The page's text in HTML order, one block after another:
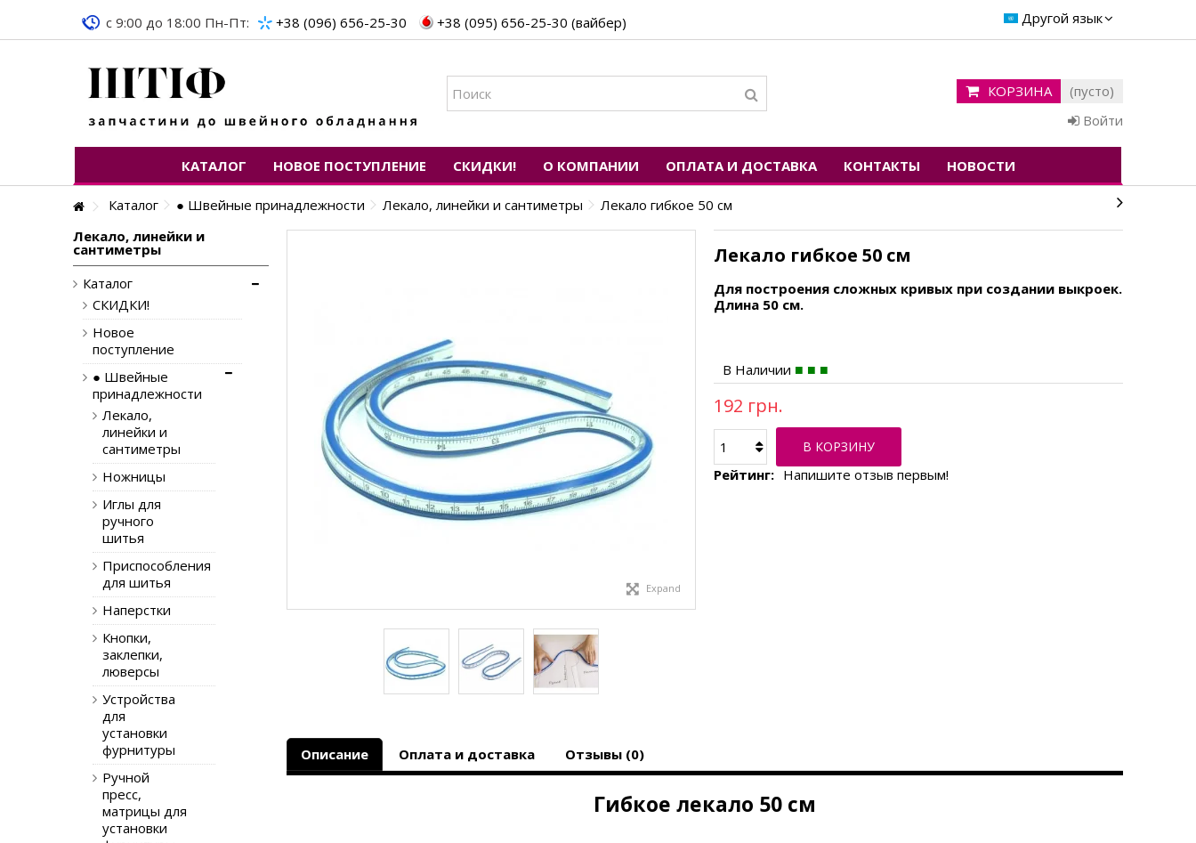
Другой язык
c 9:00 до 18:00 Пн-Пт: +38 (096) 656-25-30 +38 (095) 656-25-30 (вайбер)
КОРЗИНА
(пусто)
Войти
КАТАЛОГ НОВОЕ ПОСТУПЛЕНИЕ СКИДКИ! О КОМПАНИИ ОПЛАТА И ДОСТАВКА КОНТАКТЫ НОВОСТИ
Каталог ● Швейные принадлежности Лекало, линейки и сантиметры Лекало гибкое 50 см
Expand
Лекало гибкое 50 см
Для построения сложных кривых при создании выкроек.
Длина 50 см.
В Наличии
192 грн.
В КОРЗИНУ
Рейтинг: Напишите отзыв первым!
Описание Оплата и доставка Отзывы (0)
Гибкое лекало 50 см
Лекало, линейки и
сантиметры
Каталог
СКИДКИ!
Новое
поступление
● Швейные
принадлежности
Лекало,
линейки и
сантиметры
Ножницы
Иглы для
ручного
шитья
Приспособления
для шитья
Наперстки
Кнопки,
заклепки,
люверсы
Устройства
для
установки
фурнитуры
Ручной
пресс,
матрицы для
установки